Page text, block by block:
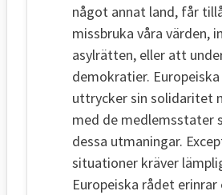
något annat land, får
missbruka våra värden,
asylrätten, eller att
demokratier.
uttrycker sin solidaritet
med de medlemsstater
dessa utmaningar.
situationer kräver
Europeiska rådet